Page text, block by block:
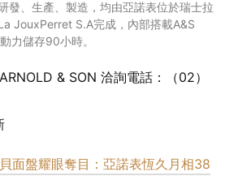
發、生產、製造，均由亞諾表位於瑞士拉
JouxPerret S.A完成，內部搭載A&S
力儲存90小時。
& SON 洽詢電話：（02）
面盤耀眼奪目：亞諾表恆久月相38